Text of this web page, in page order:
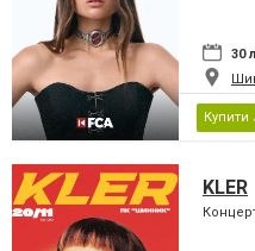
30
Купити
KLER